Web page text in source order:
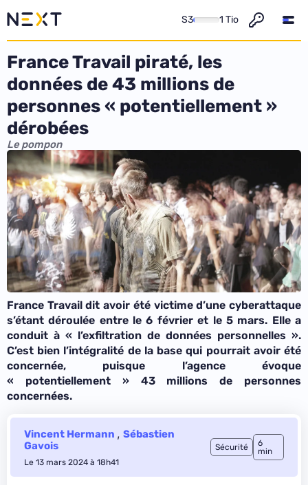
S3 1 Tio
France Travail piraté, les
données de 43 millions de
personnes « potentiellement »
dérobées
Le pompon
France Travail dit avoir été victime d’une cyberattaque
s’étant déroulée entre le 6 février et le 5 mars. Elle a
conduit à « l’exfiltration de données personnelles ».
C’est bien l’intégralité de la base qui pourrait avoir été
concernée, puisque l’agence évoque
« potentiellement » 43 millions de personnes
concernées.
Vincent Hermann , Sébastien
Gavois
Le 13 mars 2024 à 18h41
Sécurité
6
min